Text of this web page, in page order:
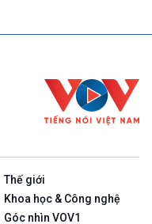
Thế giới
Khoa học & Công nghệ
Góc nhìn VOV1